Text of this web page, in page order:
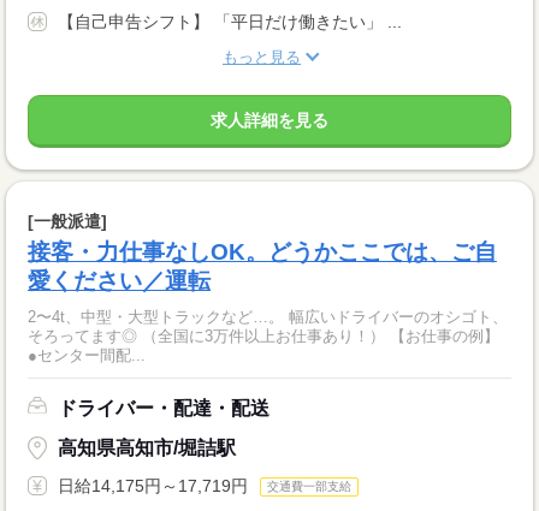
【自己申告シフト】 「平日だけ働きたい」 ...
もっと見る
求人詳細を見る
[一般派遣]
接客・力仕事なしOK。どうかここでは、ご自
愛ください／運転
2〜4t、中型・大型トラックなど…。 幅広いドライバーのオシゴト、
そろってます◎ （全国に3万件以上お仕事あり！） 【お仕事の例】
●センター間配...
ドライバー・配達・配送
高知県高知市/堀詰駅
日給14,175円～17,719円 交通費一部支給